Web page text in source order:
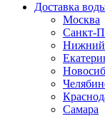
Доставка
Москва
Санкт-
Нижний
Самара